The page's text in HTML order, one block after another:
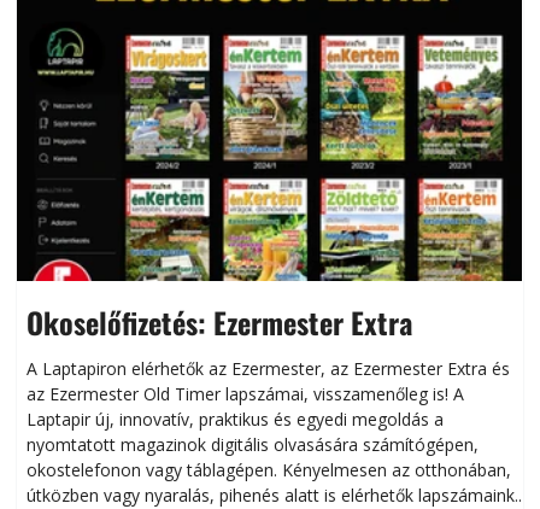
Okoselőfizetés: Ezermester Extra
A Laptapiron elérhetők az Ezermester, az Ezermester Extra és
az Ezermester Old Timer lapszámai, visszamenőleg is! A
Laptapir új, innovatív, praktikus és egyedi megoldás a
nyomtatott magazinok digitális olvasására számítógépen,
okostelefonon vagy táblagépen. Kényelmesen az otthonában,
útközben vagy nyaralás, pihenés alatt is elérhetők lapszámaink.